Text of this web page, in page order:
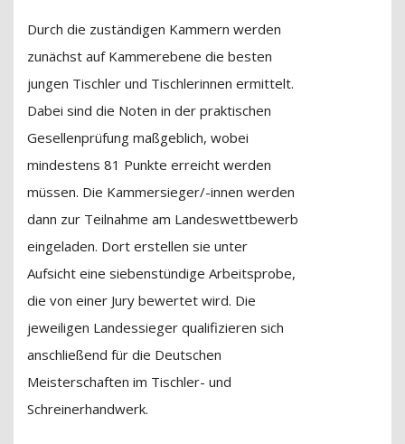
Durch die zuständigen Kammern werden
zunächst auf Kammerebene die besten
jungen Tischler und Tischlerinnen ermittelt.
Dabei sind die Noten in der praktischen
Gesellenprüfung maßgeblich, wobei
mindestens 81 Punkte erreicht werden
müssen. Die Kammersieger/-innen werden
dann zur Teilnahme am Landeswettbewerb
eingeladen. Dort erstellen sie unter
Aufsicht eine siebenstündige Arbeitsprobe,
die von einer Jury bewertet wird. Die
jeweiligen Landessieger qualifizieren sich
anschließend für die Deutschen
Meisterschaften im Tischler- und
Schreinerhandwerk.